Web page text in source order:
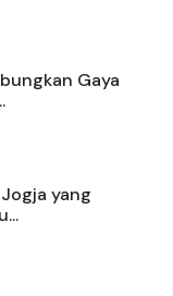
Gaya
yang